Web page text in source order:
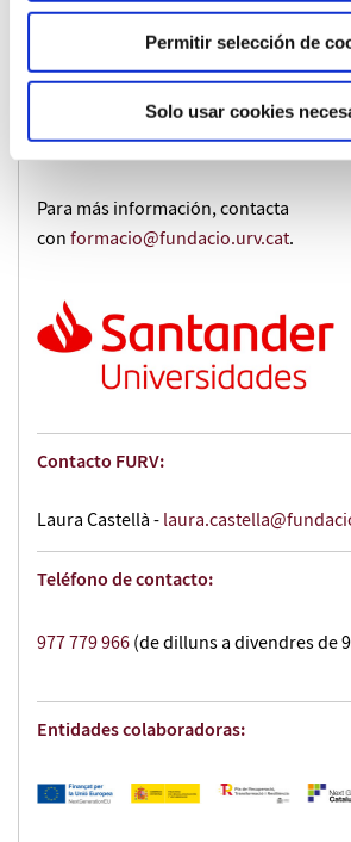
Permitir selección de
Solo usar cookies
A partir del 16 de abril, puedes solicitar
deapp.santanderopenacademy.com.
selecciona la Universitat Rovira i Virgili
para completar la solicitud.
Para más información, contacta
conformacio@fundacio.urv.cat.
Contacto FURV:
Laura Castellà -
Teléfono de contacto:
977 779 966(de dilluns a divendres de
Entidades colaboradoras: